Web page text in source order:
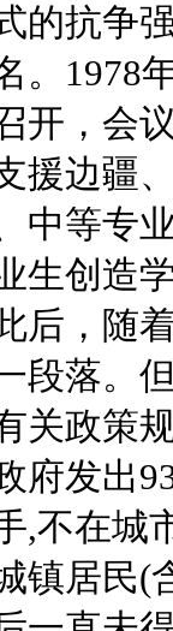
的抗争
。1978
开，会
援边疆
中等专
生创造
后，随
段落。
关政策
府发出
,不在城
镇居民(